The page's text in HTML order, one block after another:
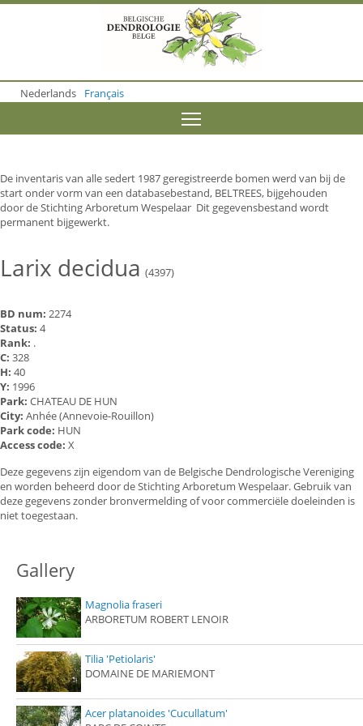
o
m
o
n
t
e
n
Nederlands Français
De inventaris van alle sedert 1987 geregistreerde bomen werd van bij de
start onder vorm van een databasebestand, BELTREES, bijgehouden
door de Stichting Arboretum Wespelaar Dit gegevensbestand wordt
permanent bijgewerkt.
Larix decidua (4397)
BD num: 2274
Status: 4
Rank: .
C: 328
H: 40
Y: 1996
Park: CHATEAU DE HUN
City: Anhée (Annevoie-Rouillon)
Park code: HUN
Access code: X
Deze gegevens zijn eigendom van de Belgische Dendrologische Vereniging
en worden beheerd door de Stichting Arboretum Wespelaar. Gebruik van
deze gegevens zonder bronvermelding of voor commerciële doeleinden is
niet toegestaan.
Gallery
Magnolia fraseri
ARBORETUM ROBERT LENOIR
Tilia 'Petiolaris'
DOMAINE DE MARIEMONT
Acer platanoides 'Cucullatum'